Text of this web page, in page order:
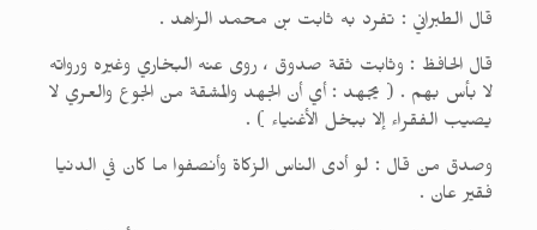
قال الطبراني : تفرد به ثابت بن محمد الزاهد .
قال الحافظ : وثابت ثقة صدوق ، روى عنه البخاري وغيره ورواته
لا بأس بهم . ( يجهد : أي أن الجهد والمشقة من الجوع والعري لا
يصيب الفقراء إلا ببخل الأغنياء ) .
وصدق من قال : لو أدى الناس الزكاة وأنصفوا ما كان في الدنيا
فقير عان .